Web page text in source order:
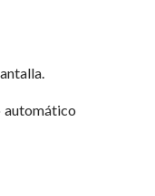
automático